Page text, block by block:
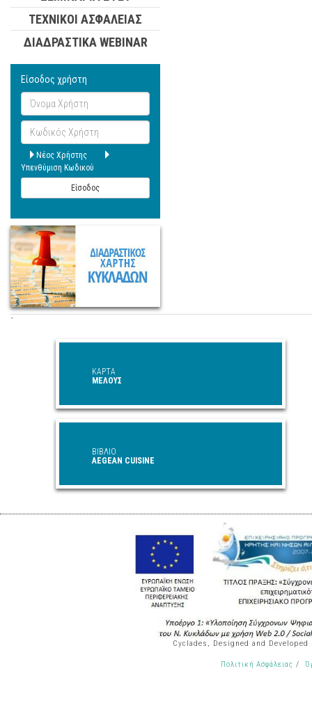
ΤΕΧΝΙΚΟΙ ΑΣΦΑΛΕΙΑΣ
ΔΙΑΔΡΑΣΤΙΚΑ WEBINAR
Είσοδος χρήστη
Όνομα
Χρήστη
Κωδικός
Χρήστη
Νέος Χρήστης
Υπενθύμιση Κωδικού
Είσοδος
΄
ΚΑΡΤΑ
ΜΕΛΟΥΣ
ΒΙΒΛΙΟ
AEGEAN CUISINE
Cyclades, Designed and
Πολιτική Ασφάλειας /